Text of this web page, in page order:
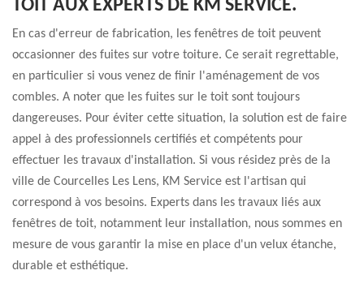
TOIT AUX EXPERTS DE KM SERVICE.
En cas d'erreur de fabrication, les fenêtres de toit peuvent
occasionner des fuites sur votre toiture. Ce serait regrettable,
en particulier si vous venez de finir l'aménagement de vos
combles. A noter que les fuites sur le toit sont toujours
dangereuses. Pour éviter cette situation, la solution est de faire
appel à des professionnels certifiés et compétents pour
effectuer les travaux d'installation. Si vous résidez près de la
ville de Courcelles Les Lens, KM Service est l'artisan qui
correspond à vos besoins. Experts dans les travaux liés aux
fenêtres de toit, notamment leur installation, nous sommes en
mesure de vous garantir la mise en place d'un velux étanche,
durable et esthétique.